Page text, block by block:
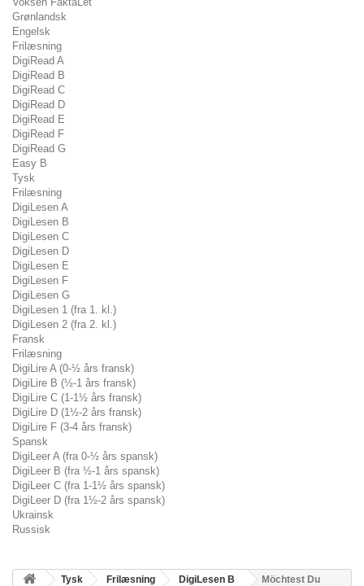
Grønlandsk
Engelsk
Frilæsning
DigiRead A
DigiRead B
DigiRead C
DigiRead D
DigiRead E
DigiRead F
DigiRead G
Easy B
Tysk
Frilæsning
DigiLesen A
DigiLesen B
DigiLesen C
DigiLesen D
DigiLesen E
DigiLesen F
DigiLesen G
DigiLesen 1 (fra 1. kl.)
DigiLesen 2 (fra 2. kl.)
Fransk
Frilæsning
DigiLire A (0-½ års fransk)
DigiLire B (½-1 års fransk)
DigiLire C (1-1½ års fransk)
DigiLire D (1½-2 års fransk)
DigiLire F (3-4 års fransk)
Spansk
DigiLeer A (fra 0-½ års spansk)
DigiLeer B (fra ½-1 års spansk)
DigiLeer C (fra 1-1½ års spansk)
DigiLeer D (fra 1½-2 års spansk)
Ukrainsk
Russisk
Tysk Frilæsning DigiLesen B
Möchtest Du